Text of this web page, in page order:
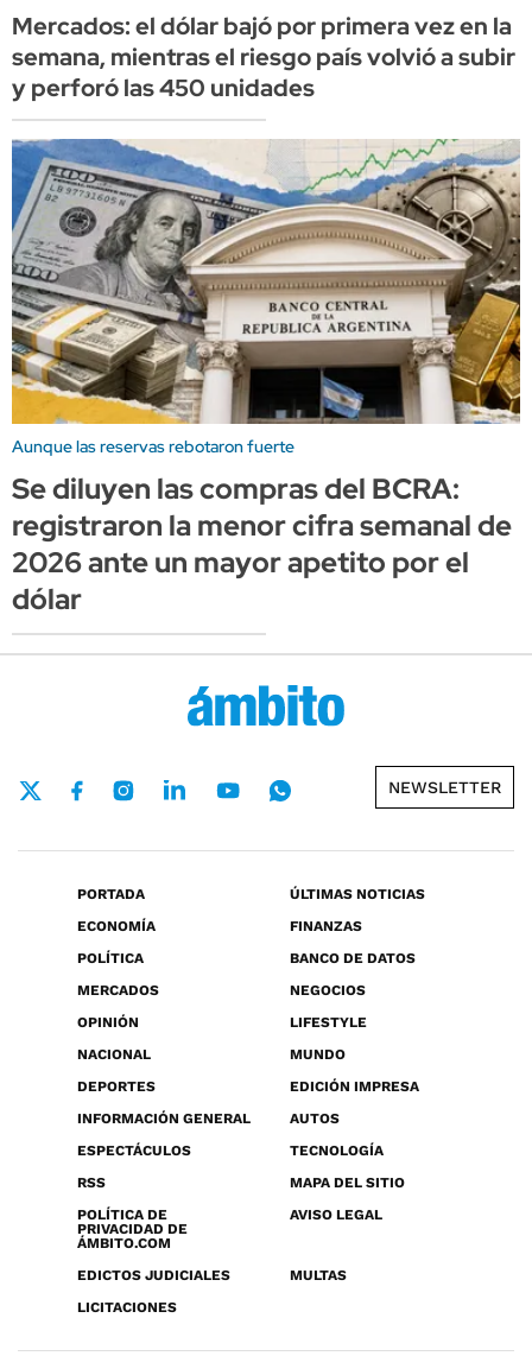
Mercados: el dólar bajó por primera vez en la
semana, mientras el riesgo país volvió a subir
y perforó las 450 unidades
Aunque las reservas rebotaron fuerte
Se diluyen las compras del BCRA:
registraron la menor cifra semanal de
2026 ante un mayor apetito por el
dólar
NEWSLETTER
PORTADA
ÚLTIMAS NOTICIAS
ECONOMÍA
FINANZAS
POLÍTICA
BANCO DE DATOS
MERCADOS
NEGOCIOS
OPINIÓN
LIFESTYLE
NACIONAL
MUNDO
DEPORTES
EDICIÓN IMPRESA
INFORMACIÓN GENERAL
AUTOS
ESPECTÁCULOS
TECNOLOGÍA
RSS
MAPA DEL SITIO
POLÍTICA DE
PRIVACIDAD DE
ÁMBITO.COM
AVISO LEGAL
EDICTOS JUDICIALES
MULTAS
LICITACIONES